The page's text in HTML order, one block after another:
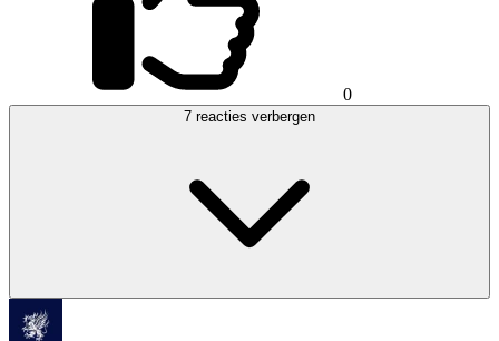
0
7 reacties verbergen